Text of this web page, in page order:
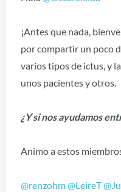
¡Antes que nada,
por compartir un poco
varios tipos de ictus, y
unos pacientes y otros.
¿Y si nos ayudamos
Animo a estos
@renzohm@LeireT